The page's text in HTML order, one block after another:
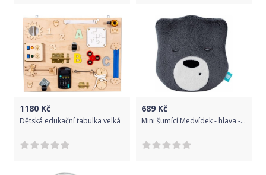
1180 Kč
Dětská edukační tabulka velká
689 Kč
Mini šumící Medvídek - hlava - grafit